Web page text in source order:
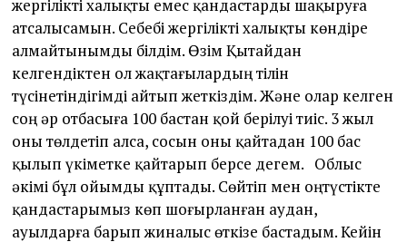
жергілікті халықты емес қандастарды шақыруға
атсалысамын. Себебі жергілікті халықты көндіре
алмайтынымды білдім. Өзім Қытайдан
келгендіктен ол жақтағылардың тілін
түсінетіндігімді айтып жеткіздім. Және олар келген
соң әр отбасыға 100 бастан қой берілуі тиіс. 3 жыл
оны төлдетіп алса, сосын оны қайтадан 100 бас
қылып үкіметке қайтарып берсе дегем. Облыс
әкімі бұл ойымды құптады. Сөйтіп мен оңтүстікте
қандастарымыз көп шоғырланған аудан,
ауылдарға барып жиналыс өткізе бастадым. Кейін